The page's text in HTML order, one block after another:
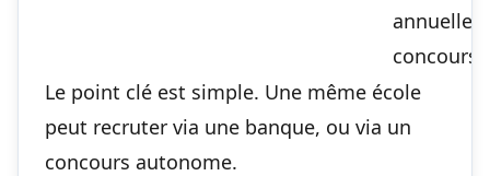
annuelle
concours.
Le point clé est simple. Une même école
peut recruter via une banque, ou via un
concours autonome.